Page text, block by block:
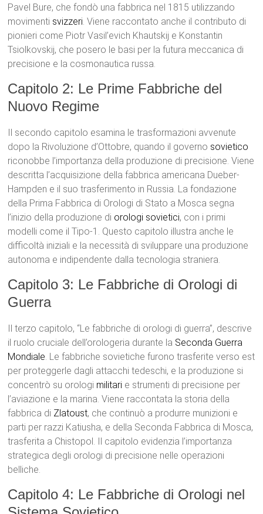
Pavel Bure, che fondò una fabbrica nel 1815 utilizzando
movimenti svizzeri. Viene raccontato anche il contributo di
pionieri come Piotr Vasil’evich Khautskij e Konstantin
Tsiolkovskij, che posero le basi per la futura meccanica di
precisione e la cosmonautica russa.
Capitolo 2: Le Prime Fabbriche del
Nuovo Regime
Il secondo capitolo esamina le trasformazioni avvenute
dopo la Rivoluzione d’Ottobre, quando il governo sovietico
riconobbe l’importanza della produzione di precisione. Viene
descritta l’acquisizione della fabbrica americana Dueber-
Hampden e il suo trasferimento in Russia. La fondazione
della Prima Fabbrica di Orologi di Stato a Mosca segna
l’inizio della produzione di orologi sovietici, con i primi
modelli come il Tipo-1. Questo capitolo illustra anche le
difficoltà iniziali e la necessità di sviluppare una produzione
autonoma e indipendente dalla tecnologia straniera.
Capitolo 3: Le Fabbriche di Orologi di
Guerra
Il terzo capitolo, “Le fabbriche di orologi di guerra”, descrive
il ruolo cruciale dell’orologeria durante la Seconda Guerra
Mondiale. Le fabbriche sovietiche furono trasferite verso est
per proteggerle dagli attacchi tedeschi, e la produzione si
concentrò su orologi militari e strumenti di precisione per
l’aviazione e la marina. Viene raccontata la storia della
fabbrica di Zlatoust, che continuò a produrre munizioni e
parti per razzi Katiusha, e della Seconda Fabbrica di Mosca,
trasferita a Chistopol. Il capitolo evidenzia l’importanza
strategica degli orologi di precisione nelle operazioni
belliche.
Capitolo 4: Le Fabbriche di Orologi nel